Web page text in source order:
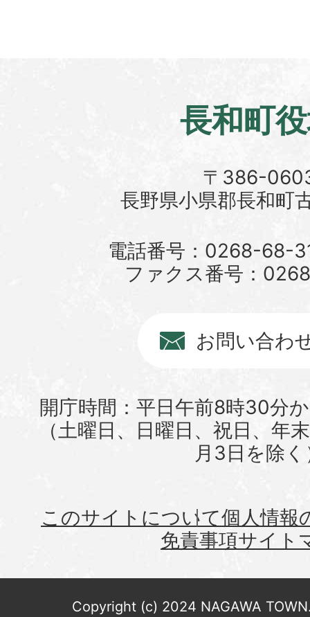
長和町
〒386-
長野県小県郡長和町
電話番号：0268-68-
ファクス番号：
お問い合わ
開庁時間：平日午前8時30分
（土曜日、日曜日、祝日、年
月3日を除く
このサイトについて個人情報
免責事項サイト
Copyright (c) 2024 NAGAWA